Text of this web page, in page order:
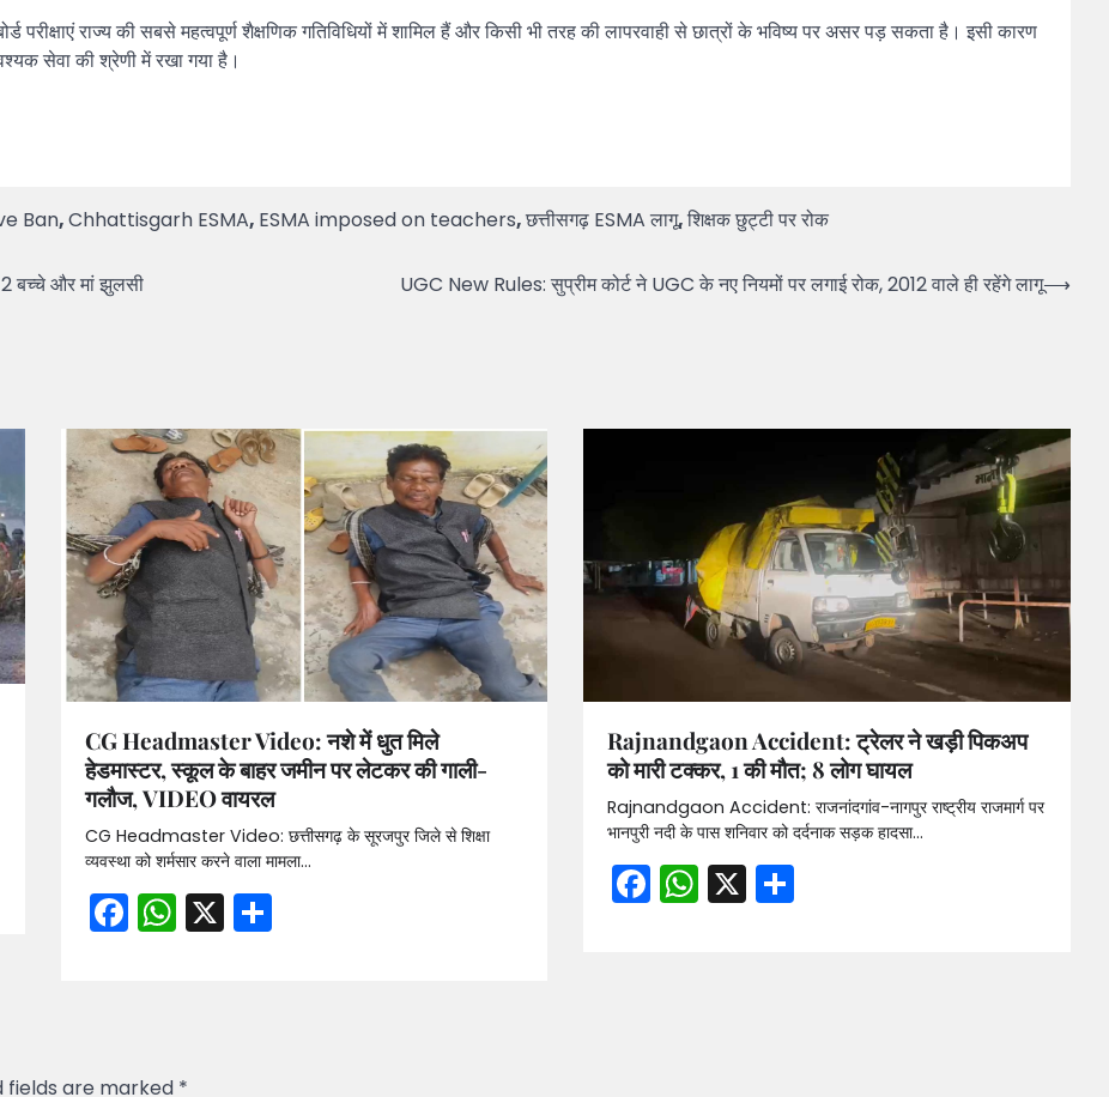
राज्य की सबसे महत्वपूर्ण शैक्षणिक गतिविधियों में शामिल हैं और किसी भी तरह की लापरवाही से छात्रों के भविष्य पर असर पड़ सकता है। इसी कारण
सेवा की श्रेणी में रखा गया है।
Ban,Chhattisgarh ESMA, ESMA imposed on teachers,छत्तीसगढ़ ESMA लागू,शिक्षक छुट्टी पर रोक
बच्चे और मां झुलसी UGC New Rules: सुप्रीम कोर्ट ने UGC के नए नियमों पर लगाई रोक, 2012 वाले ही रहेंगे लागू⟶
CG Headmaster Video: नशे में धुत मिले
हेडमास्टर, स्कूल के बाहर जमीन पर लेटकर की गाली-
गलौज, VIDEO वायरल
CG Headmaster Video: छत्तीसगढ़ के सूरजपुर जिले से शिक्षा
व्यवस्था को शर्मसार करने वाला मामला…
Facebook
WhatsApp
X Share
Rajnandgaon Accident: ट्रेलर ने खड़ी पिकअप
को मारी टक्कर, 1 की मौत; 8 लोग घायल
Rajnandgaon Accident: राजनांदगांव-नागपुर राष्ट्रीय राजमार्ग पर
भानपुरी नदी के पास शनिवार को दर्दनाक सड़क हादसा…
Facebook
WhatsApp
X
fields are marked *